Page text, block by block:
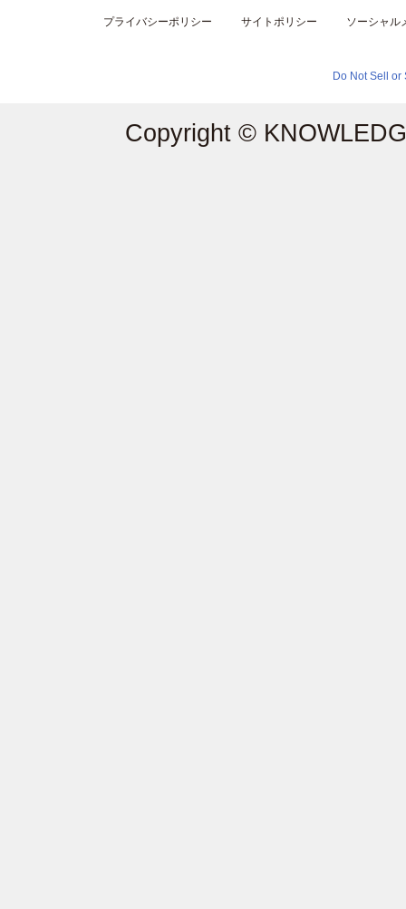
プライバシーポリシー サイトポリシー ソーシャル
Do Not Sell or
Copyright ©